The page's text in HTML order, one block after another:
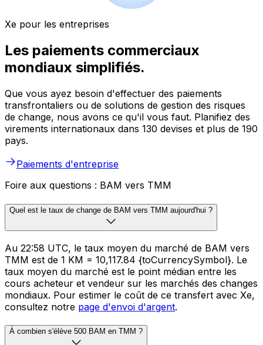
Xe pour les entreprises
Les paiements commerciaux
mondiaux simplifiés.
Que vous ayez besoin d'effectuer des paiements
transfrontaliers ou de solutions de gestion des risques
de change, nous avons ce qu'il vous faut. Planifiez des
virements internationaux dans 130 devises et plus de 190
pays.
Paiements d'entreprise
Foire aux questions : BAM vers TMM
Quel est le taux de change de BAM vers TMM aujourd'hui ?
Au 22:58 UTC, le taux moyen du marché de BAM vers
TMM est de 1 KM = 10,117.84 {toCurrencySymbol}. Le
taux moyen du marché est le point médian entre les
cours acheteur et vendeur sur les marchés des changes
mondiaux. Pour estimer le coût de ce transfert avec Xe,
consultez notre page d'envoi d'argent.
À combien s'élève 500 BAM en TMM ?